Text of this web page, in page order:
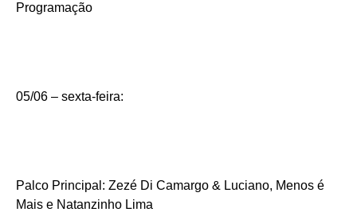
Programação
05/06 – sexta-feira:
Palco Principal: Zezé Di Camargo & Luciano, Menos é
Mais e Natanzinho Lima